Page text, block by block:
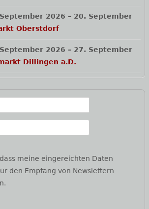
2026 – 20. September
Oberstdorf
2026 – 27. September
Dillingen a.D.
meine eingereichten Daten
den Empfang von Newslettern